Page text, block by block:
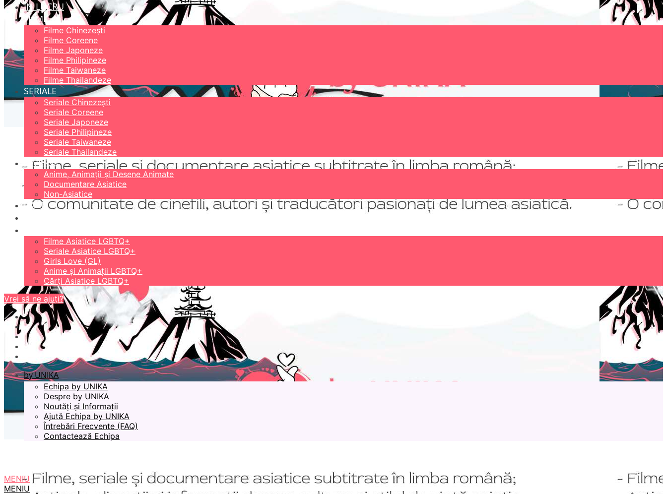
ÎN LUCRU
FILME
Filme Chinezești
Filme Coreene
Filme Japoneze
Filme Philipineze
Filme Taiwaneze
Filme Thailandeze
SERIALE
Seriale Chinezești
Seriale Coreene
Seriale Japoneze
Seriale Philipineze
Seriale Taiwaneze
Seriale Thailandeze
DIVERSE
Anime, Animații și Desene Animate
Documentare Asiatice
Non-Asiatice
CĂRȚI
Filme Asiatice LGBTQ+
Seriale Asiatice LGBTQ+
Girls Love (GL)
Anime și Animații LGBTQ+
Cărți Asiatice LGBTQ+
Vrei să ne ajuți?
by UNIKA
Echipa by UNIKA
Despre by UNIKA
Noutăți și Informații
Ajută Echipa by UNIKA
Întrebări Frecvente (FAQ)
Contactează Echipa
MENIU
MENIU